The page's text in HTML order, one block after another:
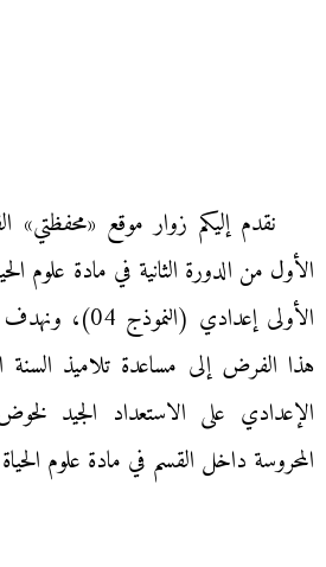
نقدم إليكم زوار موقع
الأول من الدورة الثانية في مادة علوم
الأولى إعدادي
هذا الفرض إلى مساعدة تلاميذ السنة
الإعدادي على الاستعداد الجيد
المحروسة داخل القسم في مادة علوم